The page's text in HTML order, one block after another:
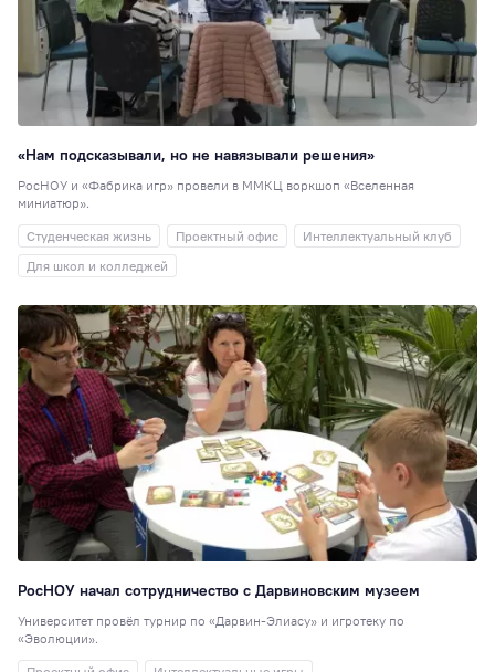
Кураторы
День донора 7
Практика 7
Общежитие 6
Подшефный
6
Социальная
5
Вокальная студия
Выпускникам 1
Дополнительное
образование 1
Настольные игры
Консорциумы 1
«Нам подсказывали, но не навязывали решения»
РосНОУ и «Фабрика игр» провели в ММКЦ воркшоп «Вселенная
миниатюр».
Студенческая жизнь
Проектный офис
Интеллектуальный клуб
Для школ и колледжей
РосНОУ начал сотрудничество с Дарвиновским музеем
Университет провёл турнир по «Дарвин-Элиасу» и игротеку по
«Эволюции».